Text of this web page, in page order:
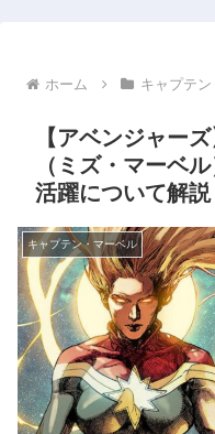
ホーム キャプテ
【アベンジャー
（ミズ・マーベ
活躍について解説
キャプテン・マーベル